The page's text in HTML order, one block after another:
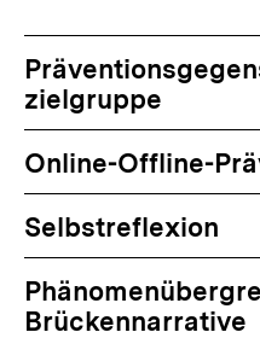
zielgruppe
Online-Offline-
Selbstreflexion
Brückennarrative